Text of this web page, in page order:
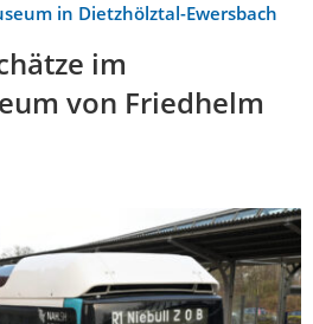
in Dietzhölztal-Ewersbach
im
von Friedhelm